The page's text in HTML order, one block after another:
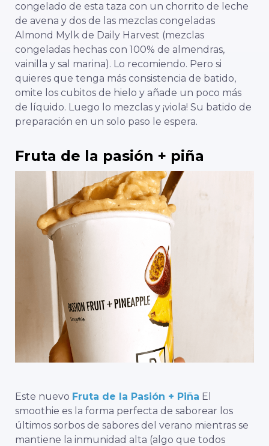
congelado de esta taza con un chorrito de leche
de avena y dos de las mezclas congeladas
Almond Mylk de Daily Harvest (mezclas
congeladas hechas con 100% de almendras,
vainilla y sal marina). Lo recomiendo. Pero si
quieres que tenga más consistencia de batido,
omite los cubitos de hielo y añade un poco más
de líquido. Luego lo mezclas y ¡viola! Su batido de
preparación en un solo paso le espera.
Fruta de la pasión + piña
Este nuevo Fruta de la Pasión + Piña El
smoothie es la forma perfecta de saborear los
últimos sorbos de sabores del verano mientras se
mantiene la inmunidad alta (algo que todos